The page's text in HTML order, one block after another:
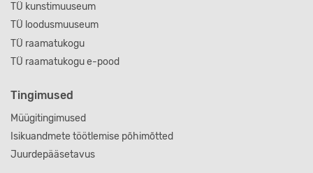
TÜ kunstimuuseum
TÜ loodusmuuseum
TÜ raamatukogu
TÜ raamatukogu e-pood
Tingimused
Müügitingimused
Isikuandmete töötlemise põhimõtted
Juurdepääsetavus